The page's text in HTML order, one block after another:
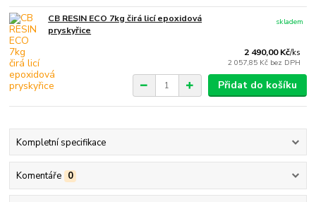
CB RESIN ECO 7kg čirá licí epoxidová
pryskyřice
2 490,00 Kč/ks
2 057,85 Kč bez DPH
skladem
Přidat do košíku
Kompletní specifikace
Komentáře 0